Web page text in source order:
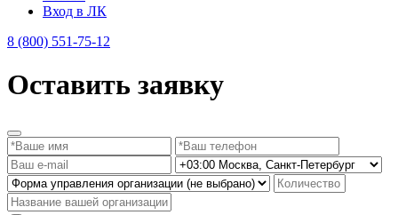
Вход в ЛК
8 (800) 551-75-12
Оставить заявку